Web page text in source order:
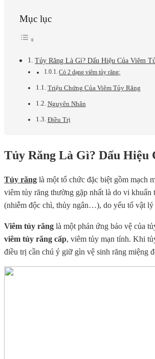
Mục lục
Tủy Răng Là Gì? Dấu Hiệu Của Viêm
Có 2 dạng viêm tủy răng:
Triệu Chứng Của Viêm Tủy Răng
Nguyên Nhân
Điều Trị
Tủy Răng Là Gì? Dấu
Tủy răng là một tổ chức đặc biệt gồm mạch
viêm tủy răng thường gặp nhất là do vi
(nhiễm độc chì, thủy ngân…), do yếu tố vật
Viêm tủy răng là một phản ứng bảo vệ của
viêm tủy răng cấp, viêm tủy mạn tính. Khi
điều trị cần chú ý giữ gìn vệ sinh răng miệng